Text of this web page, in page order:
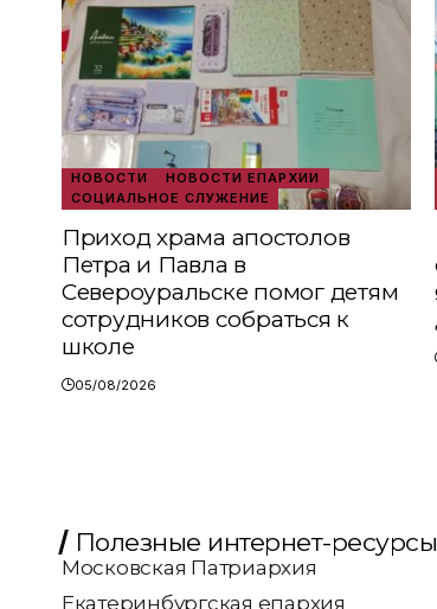
НОВОСТИ
НОВОСТИ ЕПАРХИИ
СОЦИАЛЬНОЕ СЛУЖЕНИЕ
Приход храма апостолов
Петра и Павла в
Североуральске помог детям
сотрудников собраться к
школе
05/08/2026
Полезные интернет-ресурсы
Московская Патриархия
Екатеринбургская епархия